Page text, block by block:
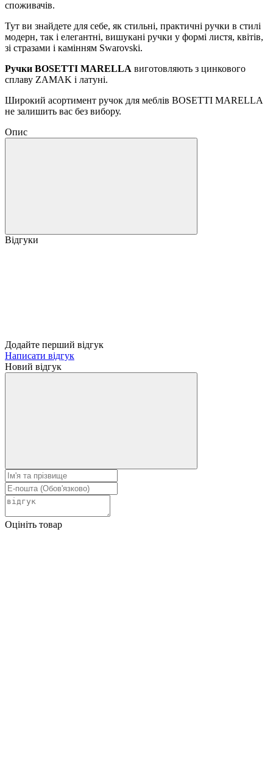
споживачів.
Тут ви знайдете для себе, як стильні, практичні ручки в стилі
модерн, так і елегантні, вишукані ручки у формі листя, квітів,
зі стразами і камінням Swarovski.
Ручки BOSETTI MARELLA виготовляють з цинкового
сплаву ZAMAK і латуні.
Широкий асортимент ручок для меблів BOSETTI MARELLA
не залишить вас без вибору.
Опис
Відгуки
Додайте перший відгук
Написати відгук
Новий відгук
Оцініть товар